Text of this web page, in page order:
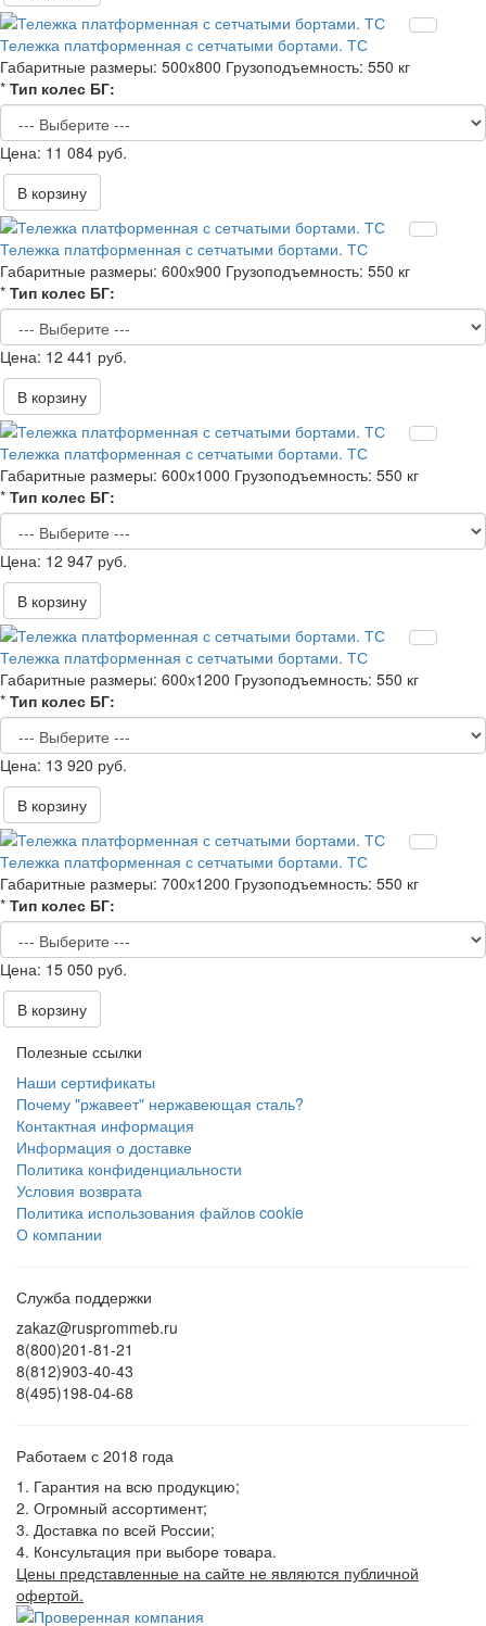
Тележка платформенная с сетчатыми бортами. ТС
Габаритные размеры: 500х800 Грузоподъемность: 550 кг
* Тип колес БГ:
11 084 руб.
В корзину
Тележка платформенная с сетчатыми бортами. ТС
Габаритные размеры: 600х900 Грузоподъемность: 550 кг
* Тип колес БГ:
12 441 руб.
В корзину
Тележка платформенная с сетчатыми бортами. ТС
Габаритные размеры: 600х1000 Грузоподъемность: 550 кг
* Тип колес БГ:
12 947 руб.
В корзину
Тележка платформенная с сетчатыми бортами. ТС
Габаритные размеры: 600х1200 Грузоподъемность: 550 кг
* Тип колес БГ:
13 920 руб.
В корзину
Тележка платформенная с сетчатыми бортами. ТС
Габаритные размеры: 700х1200 Грузоподъемность: 550 кг
* Тип колес БГ:
15 050 руб.
В корзину
Полезные ссылки
Наши сертификаты
Почему "ржавеет" нержавеющая сталь?
Контактная информация
Информация о доставке
Политика конфиденциальности
Условия возврата
Политика использования файлов cookie
О компании
Служба поддержки
zakaz@rusprommeb.ru
8(800)201-81-21
8(812)903-40-43
8(495)198-04-68
Работаем с 2018 года
1. Гарантия на всю продукцию;
2. Огромный ассортимент;
3. Доставка по всей России;
4. Консультация при выборе товара.
Цены представленные на сайте не являются публичной
офертой.